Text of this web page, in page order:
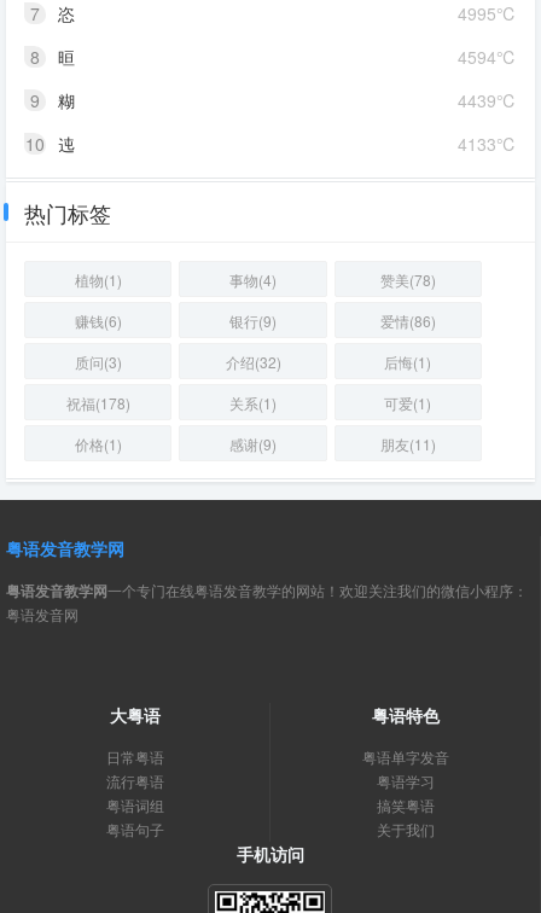
4995℃
7
恣
4594℃
8
晅
4439℃
9
糊
4133℃
10 迍
热门标签
植物(1) 事物(4)
赞美(78)
赚钱(6)
银行(9)
爱情(86)
质问(3)
介绍(32)
后悔(1)
祝福(178)
关系(1)
可爱(1)
价格(1)
感谢(9) 朋友(11)
粤语发音教学网
粤语发音教学网一个专门在线粤语发音教学的网站！欢迎关注我们的微信小程序：
粤语发音网
大粤语
日常粤语
流行粤语
粤语词组
粤语句子
粤语特色
粤语单字发音
粤语学习
搞笑粤语
关于我们
手机访问